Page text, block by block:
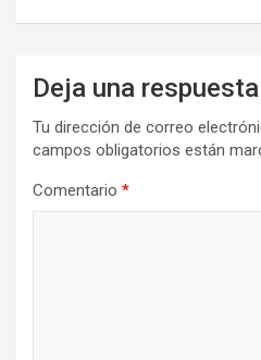
Deja una respuesta
Tu dirección de correo
campos obligatorios están
Comentario *